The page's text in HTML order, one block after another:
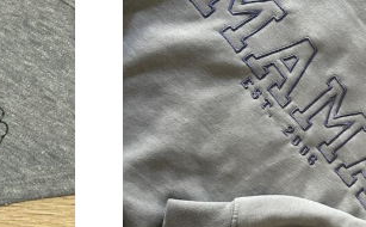
SELECT OPTIONS /